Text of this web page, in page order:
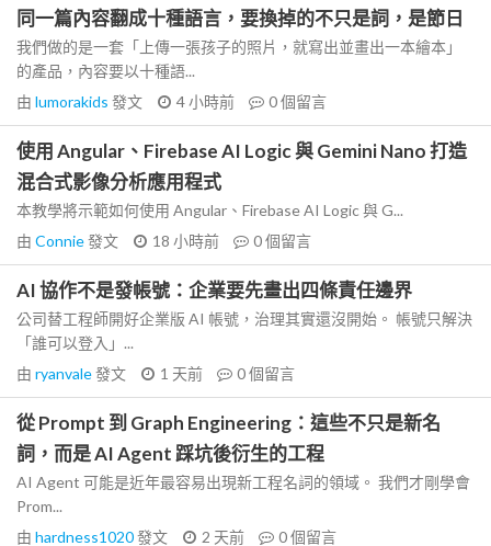
同一篇內容翻成十種語言，要換掉的不只是詞，是節日
我們做的是一套「上傳一張孩子的照片，就寫出並畫出一本繪本」
的產品，內容要以十種語...
由 lumorakids 發文 4 小時前 0個留言
使用 Angular、Firebase AI Logic 與 Gemini Nano 打造
混合式影像分析應用程式
本教學將示範如何使用 Angular、Firebase AI Logic 與 G...
由 Connie發文 18 小時前 0個留言
AI 協作不是發帳號：企業要先畫出四條責任邊界
公司替工程師開好企業版 AI 帳號，治理其實還沒開始。 帳號只解決
「誰可以登入」...
由 ryanvale發文 1 天前 0個留言
從 Prompt 到 Graph Engineering：這些不只是新名
詞，而是 AI Agent 踩坑後衍生的工程
AI Agent 可能是近年最容易出現新工程名詞的領域。 我們才剛學會
Prom...
由 hardness1020發文 2 天前 0個留言